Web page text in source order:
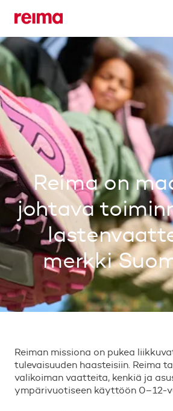
Reima on
johtava
merkki
Reiman missiona on pukea
tulevaisuuden haasteisiin. Reima
valikoiman vaatteita, kenkiä ja
ympärivuotiseen käyttöön 0–12-